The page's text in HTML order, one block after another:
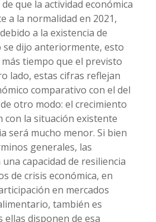
que la actividad económica
a la normalidad en 2021,
a la existencia de
se dijo anteriormente, esto
tiempo que el previsto
lado, estas cifras reflejan
comparativo con el del
otro modo: el crecimiento
con la situación existente
será mucho menor. Si bien
generales, las
capacidad de resiliencia
de crisis económica, en
en mercados
también es
ellas disponen de esa